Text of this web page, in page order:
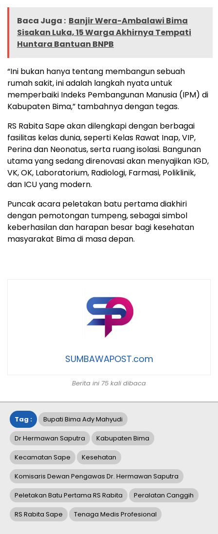
Baca Juga : Banjir Wera-Ambalawi Bima
Sisakan Luka, 15 Warga Akhirnya Tempati
Huntara Bantuan BNPB
“Ini bukan hanya tentang membangun sebuah
rumah sakit, ini adalah langkah nyata untuk
memperbaiki Indeks Pembangunan Manusia (IPM) di
Kabupaten Bima,” tambahnya dengan tegas.
RS Rabita Sape akan dilengkapi dengan berbagai
fasilitas kelas dunia, seperti Kelas Rawat Inap, VIP,
Perina dan Neonatus, serta ruang isolasi. Bangunan
utama yang sedang direnovasi akan menyajikan IGD,
VK, OK, Laboratorium, Radiologi, Farmasi, Poliklinik,
dan ICU yang modern.
Puncak acara peletakan batu pertama diakhiri
dengan pemotongan tumpeng, sebagai simbol
keberhasilan dan harapan besar bagi kesehatan
masyarakat Bima di masa depan.
SUMBAWAPOST.com
Berita ini 75 kali dibaca
Tag : Bupati Bima Ady Mahyudi
Dr Hermawan Saputra Kabupaten Bima
Kecamatan Sape Kesehatan
Komisaris Dewan Pengawas Dr. Hermawan Saputra
Peletakan Batu Pertama RS Rabita Peralatan Canggih
RS Rabita Sape Tenaga Medis Profesional